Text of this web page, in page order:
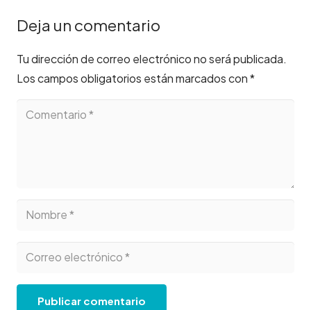
Deja un comentario
Tu dirección de correo electrónico no será publicada.
Los campos obligatorios están marcados con*
Publicar comentario